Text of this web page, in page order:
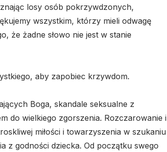
losy osób pokrzywdzonych,
wszystkim, którzy mieli odwagę
że żadne słowo nie jest w stanie
aby zapobiec krzywdom.
Boga, skandale seksualne z
do wielkiego zgorszenia. Rozczarowanie i
miłości i towarzyszenia w szukaniu
z godności dziecka. Od początku swego